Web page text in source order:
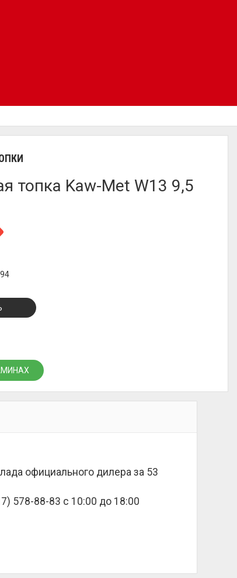
топка Kaw-Met W13 9,5
официального дилера за 53
578-88-83 с 10:00 до 18:00